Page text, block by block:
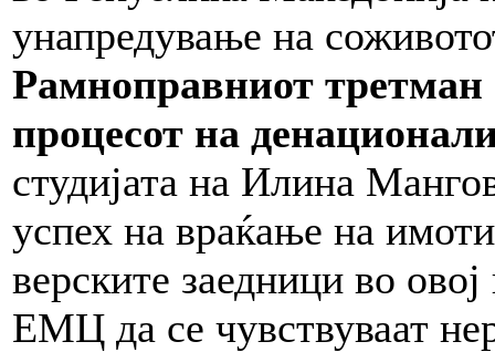
унапредување на
Рамноправниот третман
процесот на
студијата на Илина
успех на враќање на
верските заедници во
ЕМЦ да се чувствуваат